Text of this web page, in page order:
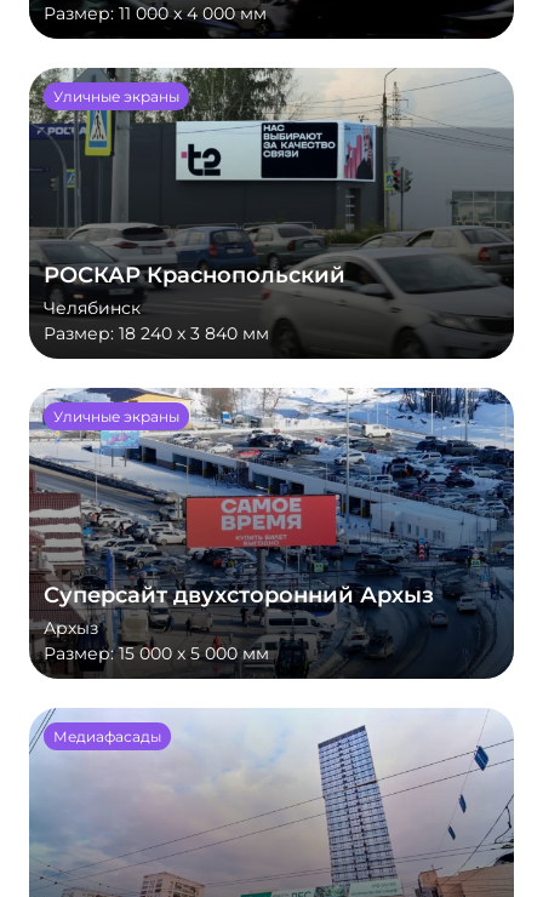
Размер: 11 000 x 4 000 мм
Уличные экраны
РОСКАР Краснопольский
Челябинск
Размер: 18 240 х 3 840 мм
Уличные экраны
Суперсайт двухсторонний Архыз
Архыз
Размер:15 000 х 5 000 мм
Медиафасады